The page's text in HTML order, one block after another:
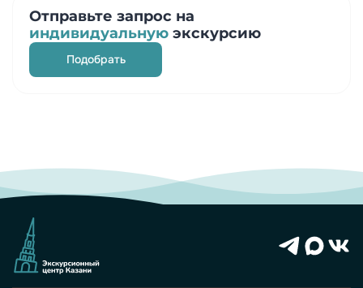
Отправьте запрос на
индивидуальную экскурсию
Подобрать